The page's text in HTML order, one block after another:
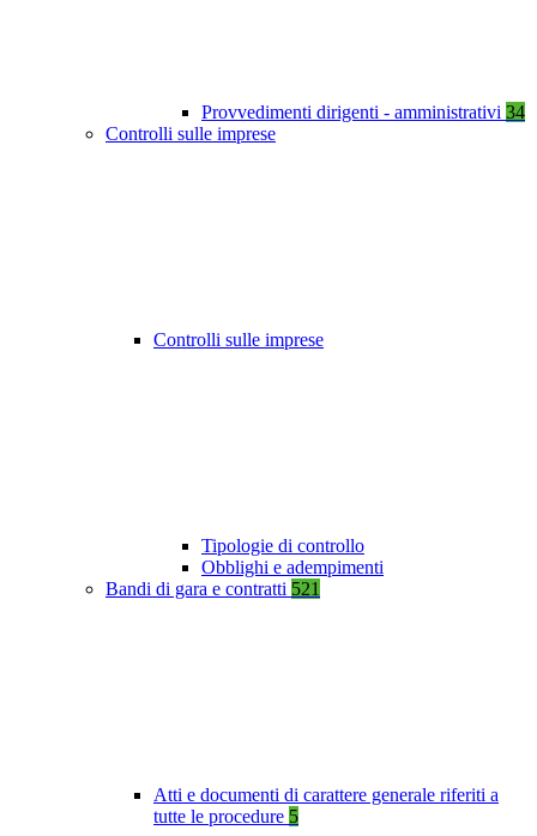
Provvedimenti dirigenti - amministrativi 34
Controlli sulle imprese
Controlli sulle imprese
Tipologie di controllo
Obblighi e adempimenti
Bandi di gara e contratti 521
Atti e documenti di carattere generale riferiti a
tutte le procedure 5